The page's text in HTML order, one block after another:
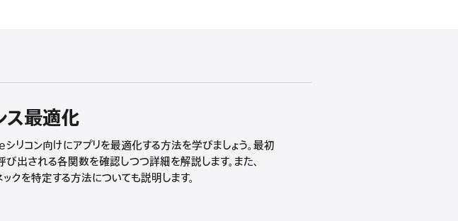
最適化
コン向けにアプリを最適化する方法を学びましょう。最初
出される各関数を確認しつつ詳細を解説します。また、
を特定する方法についても説明します。